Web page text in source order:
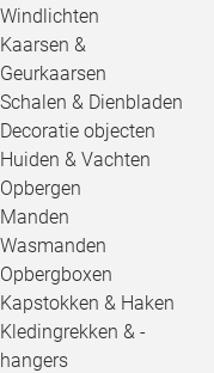
Windlichten
Kaarsen &
Geurkaarsen
Schalen & Dienbladen
Decoratie objecten
Huiden & Vachten
Opbergen
Manden
Wasmanden
Opbergboxen
Kapstokken & Haken
Kledingrekken & -
hangers